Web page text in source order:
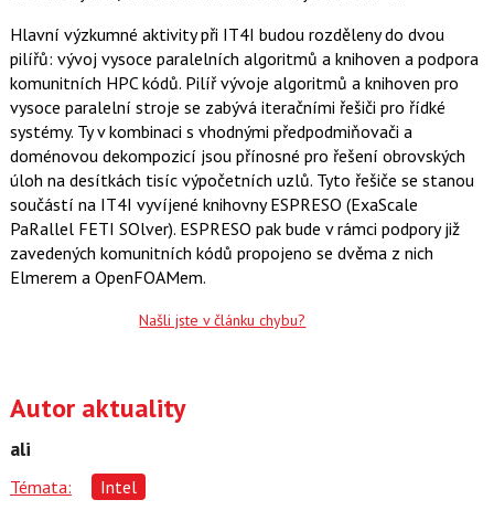
Hlavní výzkumné aktivity při IT4I budou rozděleny do dvou
pilířů: vývoj vysoce paralelních algoritmů a knihoven a podpora
komunitních HPC kódů. Pilíř vývoje algoritmů a knihoven pro
vysoce paralelní stroje se zabývá iteračními řešiči pro řídké
systémy. Ty v kombinaci s vhodnými předpodmiňovači a
doménovou dekompozicí jsou přínosné pro řešení obrovských
úloh na desítkách tisíc výpočetních uzlů. Tyto řešiče se stanou
součástí na IT4I vyvíjené knihovny ESPRESO (ExaScale
PaRallel FETI SOlver). ESPRESO pak bude v rámci podpory již
zavedených komunitních kódů propojeno se dvěma z nich
Elmerem a OpenFOAMem.
Našli jste v článku chybu?
Autor aktuality
ali
Témata: Intel